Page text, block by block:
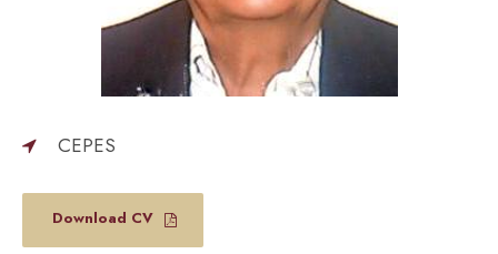
CEPES
Download CV